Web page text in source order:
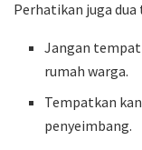
Perhatikan juga
Jangan
rumah warga.
Tempatkan
penyeimbang.